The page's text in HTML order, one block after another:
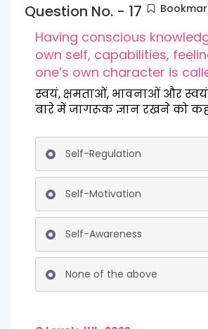
Question No. - 17
Having conscious
own self, capabilities,
one’s own character is
स्वयं, क्षमताओं, भावनाओं और
बारे में जागरूक ज्ञान रखने को
Self-Regulation
Self-Motivation
Self-Awareness
None of the above